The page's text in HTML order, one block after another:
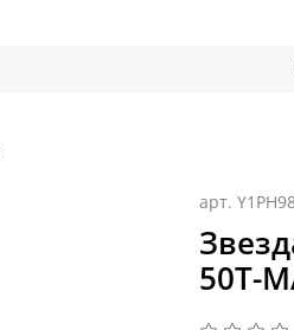
арт.
50T-